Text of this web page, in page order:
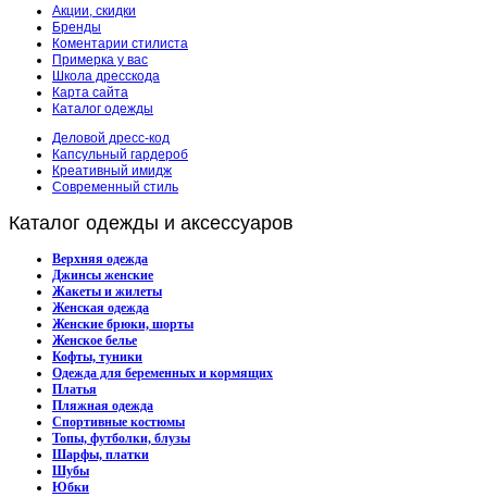
Акции, скидки
Бренды
Коментарии стилиста
Примерка у вас
Школа дресскода
Карта сайта
Каталог одежды
Деловой дресс-код
Капсульный гардероб
Креативный имидж
Современный стиль
Каталог одежды и аксессуаров
Верхняя одежда
Джинсы женские
Жакеты и жилеты
Женская одежда
Женские брюки, шорты
Женское белье
Кофты, туники
Одежда для беременных и кормящих
Платья
Пляжная одежда
Спортивные костюмы
Топы, футболки, блузы
Шарфы, платки
Шубы
Юбки